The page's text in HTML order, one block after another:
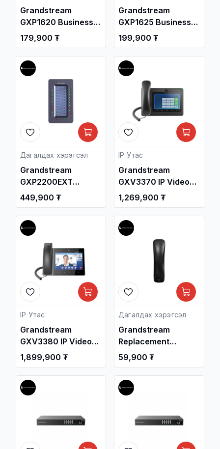
Grandstream
GXP1620 Business
HD IP Phone /
Дотуур Суурин
утас /
179,900 ₮
Grandstream
GXP1625 Business
HD IP Phone with PoE
/ Дотуур Суурин
утас /
199,900 ₮
Дагалдах хэрэгсэл
Grandstream
GXP2200EXT
Extension Module /
Дотуур Суурин
утас /
449,900 ₮
IP Утас
Grandstream
GXV3370 IP Video
Phone with Android /
Дотуур Суурин
утас /
1,269,900 ₮
IP Утас
Grandstream
GXV3380 IP Video
Phone with Android /
Дотуур Суурин
утас /
1,899,900 ₮
Дагалдах хэрэгсэл
Grandstream
Replacement
Handset for 21xx
Phones
59,900 ₮